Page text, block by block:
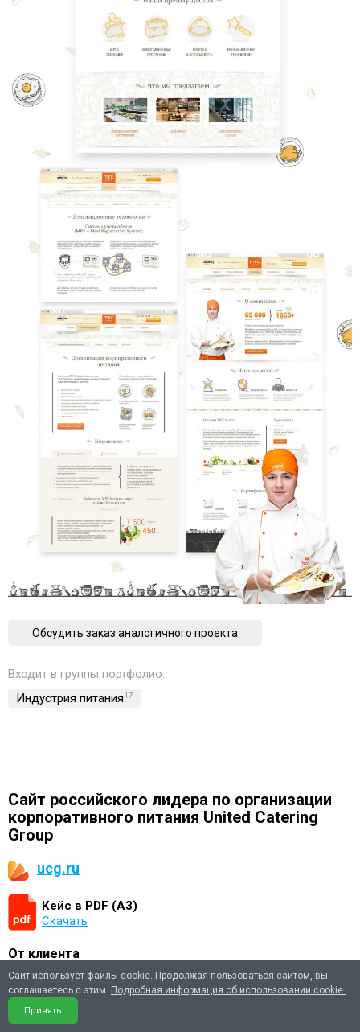
Обсудить заказ аналогичного проекта
Входит в группы портфолио:
Индустрия питания17
Сайт российского лидера по организации
корпоративного питания United Catering
Group
ucg.ru
Кейс в PDF (А3)
Скачать
От клиента
Альбина Ахметгалеева
Сайт использует файлы cookie. Продолжая пользоваться сайтом, вы
соглашаетесь с этим. Подробная информация об использовании cookie.
Принять